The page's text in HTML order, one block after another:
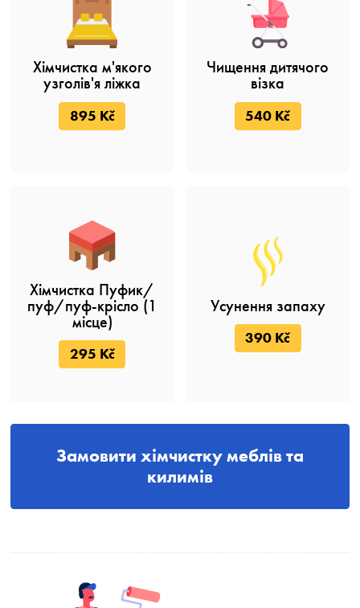
Хімчистка м'якого
узголів'я ліжка
895 Kč
Чищення дитячого
візка
540 Kč
Хімчистка Пуфик/
пуф/пуф-крісло (1
місце)
295 Kč
Усунення запаху
390 Kč
Замовити хімчистку меблів та
килимів